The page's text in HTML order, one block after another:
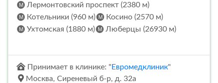
Лермонтовский проспект (2380 м)
Котельники (960 м)
Косино (2570 м)
Ухтомская (1880 м)
Люберцы (26930 м)
Принимает в клинике: " Евромедклиник"
Москва, Сиреневый б-р, д. 32а